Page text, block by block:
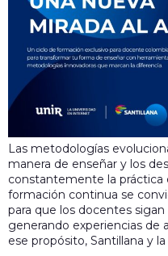
Las metodologías
manera de enseñar y los
constantemente la práctica
formación continua se
para que los docentes
generando experiencias de
ese propósito, Santillana y